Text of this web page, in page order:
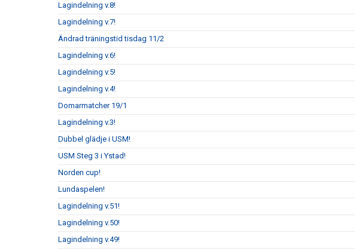
Lagindelning v.8!
Lagindelning v.7!
Ändrad träningstid tisdag 11/2
Lagindelning v.6!
Lagindelning v.5!
Lagindelning v.4!
Domarmatcher 19/1
Lagindelning v.3!
Dubbel glädje i USM!
USM Steg 3 i Ystad!
Norden cup!
Lundaspelen!
Lagindelning v.51!
Lagindelning v.50!
Lagindelning v.49!